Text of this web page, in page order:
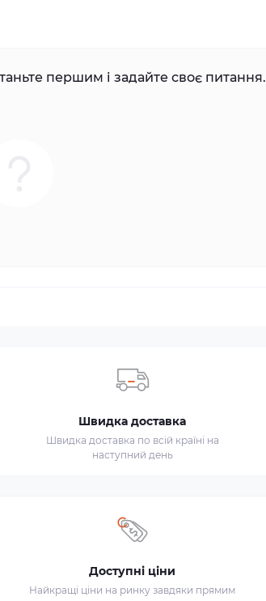
першим і задайте своє питання.
Швидка доставка
Швидка доставка по всій країні на
наступний день
Доступні ціни
Найкращі ціни на ринку завдяки прямим